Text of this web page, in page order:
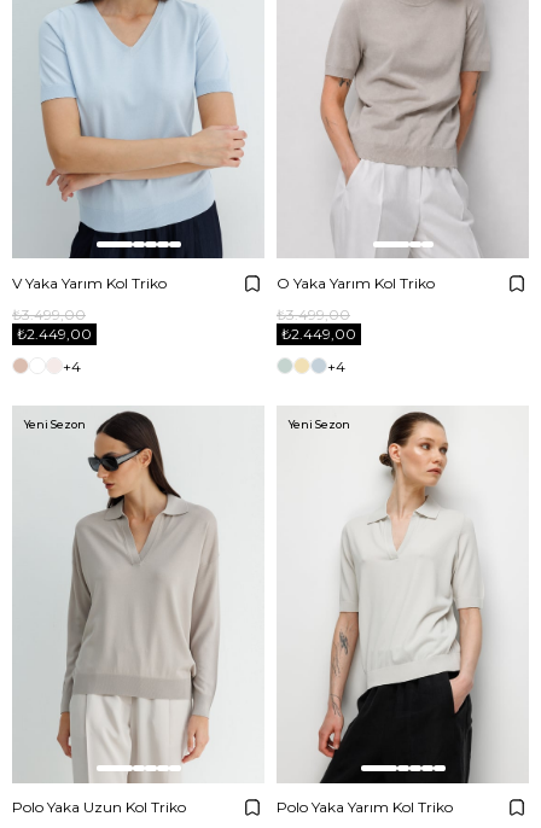
V Yaka Yarım Kol Triko
₺2.449,00
₺3.499,00
+4
O Yaka Yarım Kol Triko
₺2.449,00
₺3.499,00
+4
Polo Yaka Uzun Kol Triko
Yeni Sezon
Polo Yaka Yarım Kol Triko
Yeni Sezon